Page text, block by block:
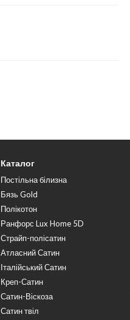
Каталог
Постільна білизна
Бязь Gold
Полікотон
Ранфорс Lux Home 5D
Страйп-полісатин
Атласний Сатин
Італійський Сатин
Креп-Сатин
Сатин-Віскоза
Сатин твіл